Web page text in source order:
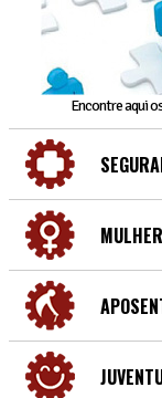
Encontre aqui
MULHER